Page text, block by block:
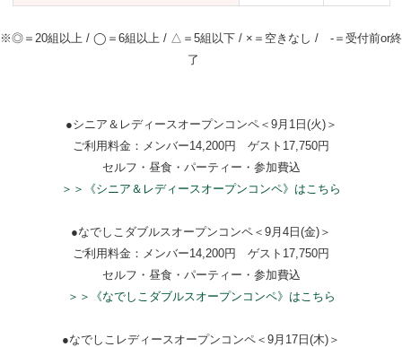
※◎＝20組以上 / ◯＝6組以上 / △＝5組以下 / ×＝空きなし / -＝受付前or終
了
●シニア＆レディースオープンコンペ＜9月1日(火)＞
ご利用料金：メンバー14,200円 ゲスト17,750円
セルフ・昼食・パーティー・参加費込
＞＞《シニア＆レディースオープンコンペ》はこちら
●なでしこダブルスオープンコンペ＜9月4日(金)＞
ご利用料金：メンバー14,200円 ゲスト17,750円
セルフ・昼食・パーティー・参加費込
＞＞《なでしこダブルスオープンコンペ》はこちら
●なでしこレディースオープンコンペ＜9月17日(木)＞